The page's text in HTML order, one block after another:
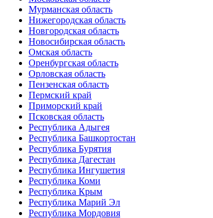
Мурманская область
Нижегородская область
Новгородская область
Новосибирская область
Омская область
Оренбургская область
Орловская область
Пензенская область
Пермский край
Приморский край
Псковская область
Республика Адыгея
Республика Башкортостан
Республика Бурятия
Республика Дагестан
Республика Ингушетия
Республика Коми
Республика Крым
Республика Марий Эл
Республика Мордовия